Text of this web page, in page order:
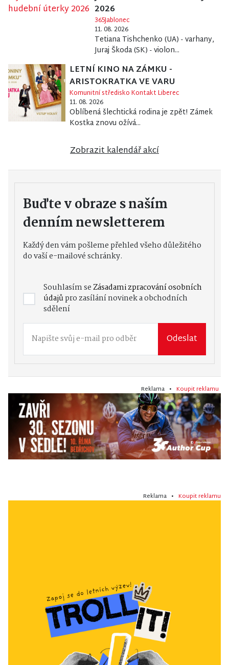
2026
365Jablonec
11. 08. 2026
Tetiana Tishchenko (UA) - varhany,
Juraj Škoda (SK) - violon...
LETNÍ KINO NA ZÁMKU -
ARISTOKRATKA VE VARU
Komunitní středisko Kontakt Liberec
11. 08. 2026
Oblíbená šlechtická rodina je zpět! Zámek
Kostka znovu ožívá...
Zobrazit kalendář akcí
Buďte v obraze s naším
denním newsletterem
Každý den vám pošleme přehled všeho důležitého
do vaší e-mailové schránky.
Souhlasím seZásadami zpracování osobních
údajůpro zasílání novinek a obchodních
sdělení
Odeslat
Reklama • Koupit reklamu
Reklama • Koupit reklamu